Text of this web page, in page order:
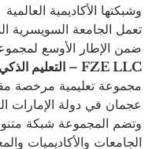
وشبكتها الأكاديمية العالمية
ضمن الإطار الأوسع
FZE LLC – التعليم الذكي
مجموعة تعليمية مرخصة
عجمان في دولة الإمارات
وتضم المجموعة شبكة
الجامعات والأكاديميات